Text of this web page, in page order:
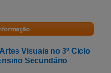
Visuais no 3º Ciclo
Secundário